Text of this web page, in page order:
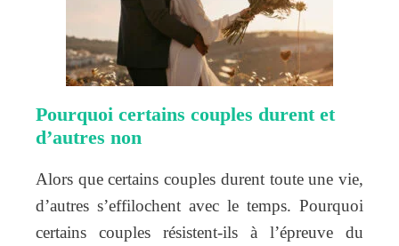
Pourquoi certains couples durent et
d’autres non
Alors que certains couples durent toute une vie,
d’autres s’effilochent avec le temps. Pourquoi
certains couples résistent-ils à l’épreuve du